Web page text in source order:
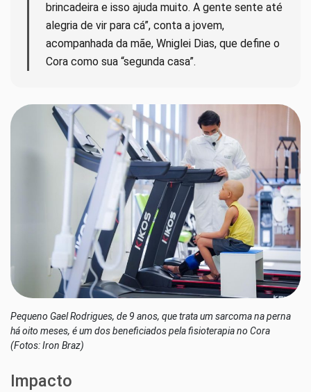
brincadeira e isso ajuda muito. A gente sente até
alegria de vir para cá”, conta a jovem,
acompanhada da mãe, Wniglei Dias, que define o
Cora como sua “segunda casa”.
Pequeno Gael Rodrigues, de 9 anos, que trata um sarcoma na perna
há oito meses, é um dos beneficiados pela fisioterapia no Cora
(Fotos: Iron Braz)
Impacto